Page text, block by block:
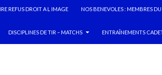
REFUS DROIT A L IMAGE NOS BENEVOLES : MEMBRES
DISCIPLINES DE TIR – MATCHS ENTRAÎNEMENTS